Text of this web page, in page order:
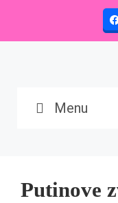
content
Menu
Putinove